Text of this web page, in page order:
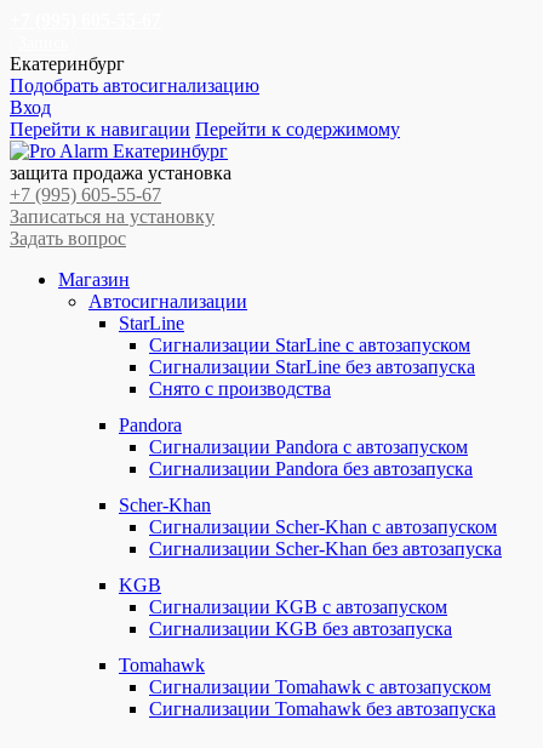
Екатеринбург
Подобрать автосигнализацию
Вход
Перейти к навигации Перейти к содержимому
защита продажа установка
+7 (995) 605-55-67
Записаться на установку
Задать вопрос
Магазин
Автосигнализации
StarLine
Сигнализации StarLine с автозапуском
Сигнализации StarLine без автозапуска
Снято с производства
Pandora
Сигнализации Pandora с автозапуском
Сигнализации Pandora без автозапуска
Scher-Khan
Сигнализации Scher-Khan с автозапуском
Сигнализации Scher-Khan без автозапуска
KGB
Сигнализации KGB с автозапуском
Сигнализации KGB без автозапуска
Tomahawk
Сигнализации Tomahawk с автозапуском
Сигнализации Tomahawk без автозапуска